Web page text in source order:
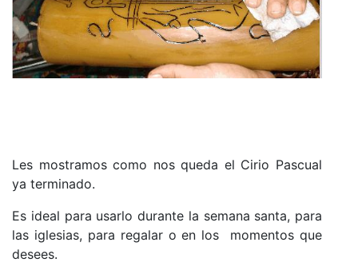
Les mostramos como nos queda el Cirio Pascual
ya terminado.
Es ideal para usarlo durante la semana santa, para
las iglesias, para regalar o en los momentos que
desees.